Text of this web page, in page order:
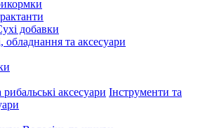
добавки
обладнання та аксесуари
Інструменти та